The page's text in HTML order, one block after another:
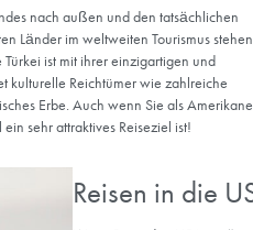
geführt. Die
eine natürlich aussehende
beeindruckende
der Türkei sind für ihre
Techniken bekannt. Die
Sie Schwierigkeiten haben,
ansehen.